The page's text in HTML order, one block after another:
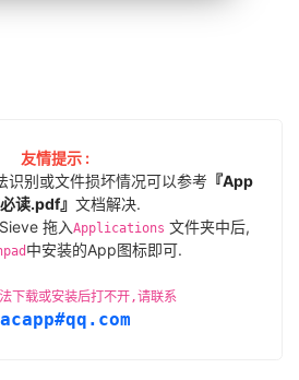
友情提示 :
识别或文件损坏情况可以参考 『App
读.pdf』 文档解决.
拖入Applications 文件夹中后,
中安装的App图标即可.
下载或安装后打不开,请联系